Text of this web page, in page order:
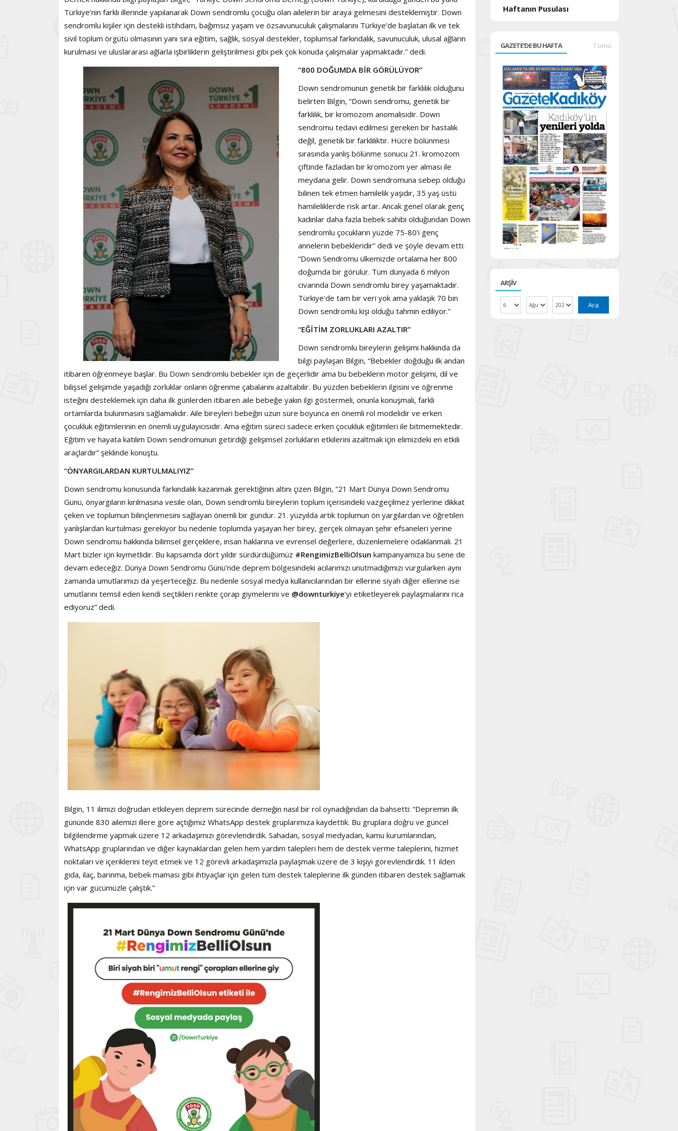
Türkiye’nin farklı illerinde yapılanarak Down sendromlu çocuğu olan ailelerin bir araya gelmesini desteklemiştir. Down
sendromlu kişiler için destekli istihdam, bağımsız yaşam ve özsavunuculuk çalışmalarını Türkiye’de başlatan ilk ve tek
sivil toplum örgütü olmasının yanı sıra eğitim, sağlık, sosyal destekler, toplumsal farkındalık, savunuculuk, ulusal ağların
kurulması ve uluslararası ağlarla işbirliklerin geliştirilmesi gibi pek çok konuda çalışmalar yapmaktadır.” dedi.
“800 DOĞUMDA BİR GÖRÜLÜYOR”
Down sendromunun genetik bir farklılık olduğunu
belirten Bilgin, “Down sendromu, genetik bir
farklılık, bir kromozom anomalisidir. Down
sendromu tedavi edilmesi gereken bir hastalık
değil, genetik bir farklılıktır. Hücre bölünmesi
sırasında yanlış bölünme sonucu 21. kromozom
çiftinde fazladan bir kromozom yer alması ile
meydana gelir. Down sendromuna sebep olduğu
bilinen tek etmen hamilelik yaşıdır, 35 yaş üstü
hamileliklerde risk artar. Ancak genel olarak genç
kadınlar daha fazla bebek sahibi olduğundan Down
sendromlu çocukların yüzde 75-80'i genç
annelerin bebekleridir” dedi ve şöyle devam etti:
“Down Sendromu ülkemizde ortalama her 800
doğumda bir görülür. Tüm dünyada 6 milyon
civarında Down sendromlu birey yaşamaktadır.
Türkiye'de tam bir veri yok ama yaklaşık 70 bin
Down sendromlu kişi olduğu tahmin ediliyor.”
“EĞİTİM ZORLUKLARI AZALTIR”
Down sendromlu bireylerin gelişimi hakkında da
bilgi paylaşan Bilgin, “Bebekler doğduğu ilk andan
itibaren öğrenmeye başlar. Bu Down sendromlu bebekler için de geçerlidir ama bu bebeklerin motor gelişimi, dil ve
bilişsel gelişimde yaşadığı zorluklar onların öğrenme çabalarını azaltabilir. Bu yüzden bebeklerin ilgisini ve öğrenme
isteğini desteklemek için daha ilk günlerden itibaren aile bebeğe yakın ilgi göstermeli, onunla konuşmalı, farklı
ortamlarda bulunmasını sağlamalıdır. Aile bireyleri bebeğin uzun süre boyunca en önemli rol modelidir ve erken
çocukluk eğitimlerinin en önemli uygulayıcısıdır. Ama eğitim süreci sadece erken çocukluk eğitimleri ile bitmemektedir.
Eğitim ve hayata katılım Down sendromunun getirdiği gelişimsel zorlukların etkilerini azaltmak için elimizdeki en etkili
araçlardır” şeklinde konuştu.
“ÖNYARGILARDAN KURTULMALIYIZ”
Down sendromu konusunda farkındalık kazanmak gerektiğinin altını çizen Bilgin, “21 Mart Dünya Down Sendromu
Günü, önyargıların kırılmasına vesile olan, Down sendromlu bireylerin toplum içerisindeki vazgeçilmez yerlerine dikkat
çeken ve toplumun bilinçlenmesini sağlayan önemli bir gündür. 21. yüzyılda artık toplumun ön yargılardan ve öğretilen
yanlışlardan kurtulması gerekiyor bu nedenle toplumda yaşayan her birey, gerçek olmayan şehir efsaneleri yerine
Down sendromu hakkında bilimsel gerçeklere, insan haklarına ve evrensel değerlere, düzenlemelere odaklanmalı. 21
Mart bizler için kıymetlidir. Bu kapsamda dört yıldır sürdürdüğümüz #RengimizBelliOlsun kampanyamıza bu sene de
devam edeceğiz. Dünya Down Sendromu Günü’nde deprem bölgesindeki acılarımızı unutmadığımızı vurgularken aynı
zamanda umutlarımızı da yeşerteceğiz. Bu nedenle sosyal medya kullanıcılarından bir ellerine siyah diğer ellerine ise
umutlarını temsil eden kendi seçtikleri renkte çorap giymelerini ve @downturkiye’yi etiketleyerek paylaşmalarını rica
ediyoruz” dedi.
Bilgin, 11 ilimizi doğrudan etkileyen deprem sürecinde derneğin nasıl bir rol oynadığından da bahsetti: “Depremin ilk
gününde 830 ailemizi illere göre açtığımız WhatsApp destek gruplarımıza kaydettik. Bu gruplara doğru ve güncel
bilgilendirme yapmak üzere 12 arkadaşımızı görevlendirdik. Sahadan, sosyal medyadan, kamu kurumlarından,
WhatsApp gruplarından ve diğer kaynaklardan gelen hem yardım talepleri hem de destek verme taleplerini, hizmet
noktaları ve içeriklerini teyit etmek ve 12 görevli arkadaşımızla paylaşmak üzere de 3 kişiyi görevlendirdik. 11 ilden
gıda, ilaç, barınma, bebek maması gibi ihtiyaçlar için gelen tüm destek taleplerine ilk günden itibaren destek sağlamak
için var gücümüzle çalıştık.”
Haftanın Pusulası
GAZETE'DE BU HAFTA Tümü
ARŞİV
Ara